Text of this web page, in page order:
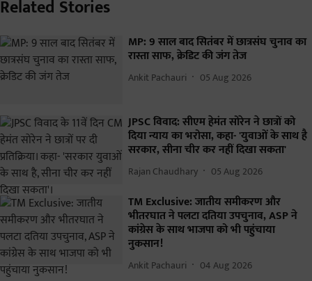
Related Stories
MP: 9 साल बाद सितंबर में छात्रसंघ चुनाव का
रास्ता साफ, क्रेडिट की जंग तेज
Ankit Pachauri 05 Aug 2026
JPSC विवाद: सीएम हेमंत सोरेन ने छात्रों को
दिया न्याय का भरोसा, कहा- 'युवाओं के साथ है
सरकार, सीना चीर कर नहीं दिखा सकता'
Rajan Chaudhary 05 Aug 2026
TM Exclusive: जातीय समीकरण और
भीतरघात ने पलटा दतिया उपचुनाव, ASP ने
कांग्रेस के साथ भाजपा को भी पहुंचाया
नुकसान!
Ankit Pachauri 04 Aug 2026